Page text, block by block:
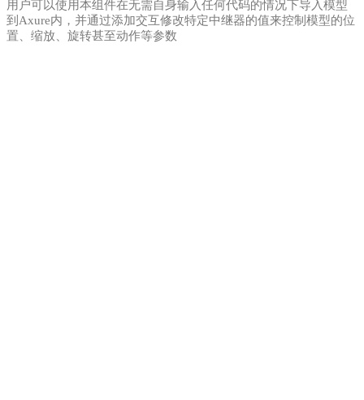
用户可以使用本组件在无需自身输入任何代码的情况下导入模型
到Axure内，并通过添加交互修改特定中继器的值来控制模型的位
置、缩放、旋转甚至动作等参数